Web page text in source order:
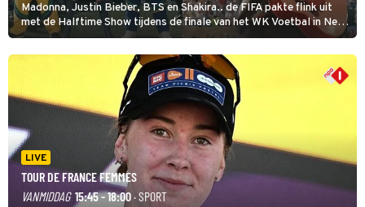
Madonna, Justin Bieber, BTS en Shakira.. de FIFA pakte flink uit
met de Halftime Show tijdens de finale van het WK Voetbal in New
York. Ondanks dat de meningen over de performances nogal
uiteen lopen is het zeker de moeite waard om nog eens terug te
LIVE
TOUR DE FRANCE FEMMES
VANMIDDAG 15:45 - 18:00· SPORT